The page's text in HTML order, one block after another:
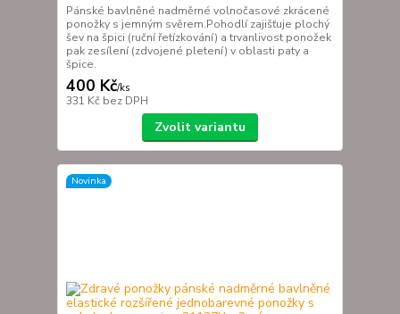
Pánské bavlněné nadměrné volnočasové zkrácené
ponožky s jemným svěrem.Pohodlí zajišťuje plochý
šev na špici (ruční řetízkování) a trvanlivost ponožek
pak zesílení (zdvojené pletení) v oblasti paty a
špice.
400 Kč/ks
331 Kč bez DPH
Zvolit variantu
Novinka